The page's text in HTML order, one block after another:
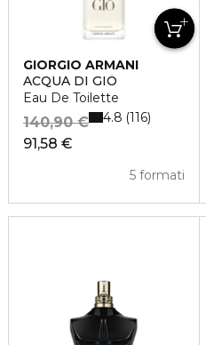
GIORGIO ARMANI
ACQUA DI GIÒ
Eau De Toilette
91,58 €
140,90 €
5 formati
4.8 116